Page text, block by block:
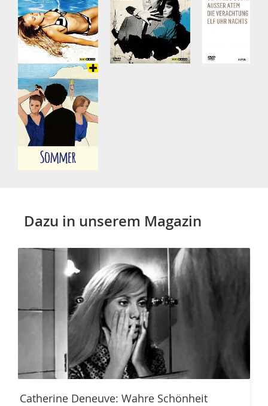
Dazu in unserem Magazin
Catherine Deneuve: Wahre Schönheit